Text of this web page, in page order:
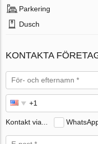
Parkering
Dusch
KONTAKTA
Kontakt via...